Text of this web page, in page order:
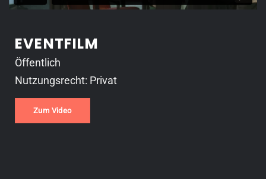
EVENTFILM
Öffentlich
Nutzungsrecht: Privat
Zum Video